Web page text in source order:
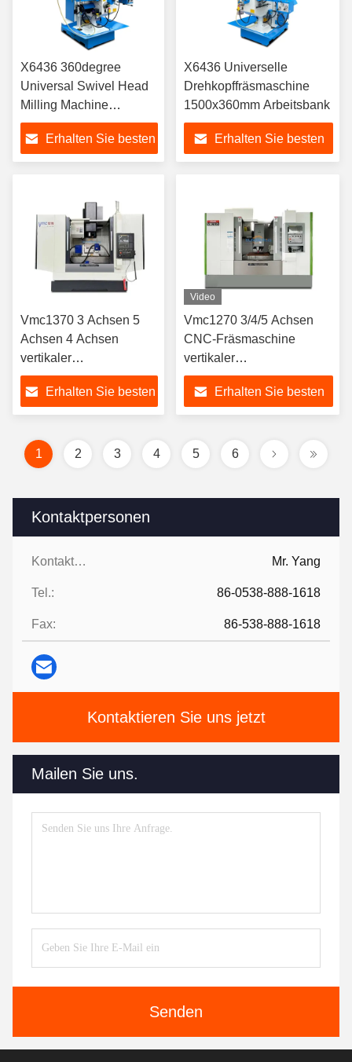
Kontaktpersonen
Kontaktpersonen: Mr. Yang
Tel.: 86-0538-888-1618
Fax: 86-538-888-1618
Kontaktieren Sie uns jetzt
Mailen Sie uns.
Senden
X6436 360degree
Universal Swivel Head
Milling Machine
1500x360mm
Erhalten Sie besten
X6436 Universelle
Drehkopffräsmaschine
1500x360mm Arbeitsbank
Erhalten Sie besten
Vmc1370 3 Achsen 5
Achsen 4 Achsen
vertikaler
Bearbeitungszentrum 3
PhasenErhalten Sie besten
Video
Vmc1270 3/4/5 Achsen
CNC-Fräsmaschine
vertikaler
Maschinenzentrum
Erhalten Sie besten
1 2 3 4 5 6